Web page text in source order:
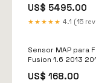
US$ 5495.00
★★★★★ 4.1 (15
Sensor MAP para
Fusion 1.6 2013
US$ 168.00